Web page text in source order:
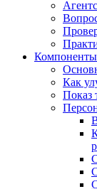
Компоненты
Как
Показ